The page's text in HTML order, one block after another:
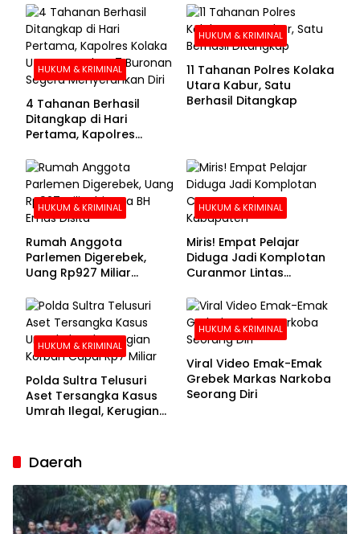
Evakuasi Jenazah
Korban
HUKUM & KRIMINAL
4 Tahanan Berhasil
Ditangkap di Hari
Pertama, Kapolres
Buronan Segera
Menyerahkan Diri
HUKUM & KRIMINAL
11 Tahanan Polres Kolaka
Utara Kabur, Satu
Berhasil Ditangkap
HUKUM & KRIMINAL
Rumah Anggota
Parlemen Digerebek,
Uang Rp927 Miliar
HUKUM & KRIMINAL
Miris! Empat Pelajar
Diduga Jadi Komplotan
Curanmor Lintas
HUKUM & KRIMINAL
Polda Sultra Telusuri
Aset Tersangka Kasus
Umrah Ilegal, Kerugian
HUKUM & KRIMINAL
Viral Video Emak-Emak
Grebek Markas Narkoba
Seorang Diri
Daerah